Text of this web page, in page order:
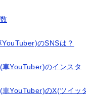
のSNSは？
車YouTuber)のインスタ
車YouTuber)のX(ツイッ